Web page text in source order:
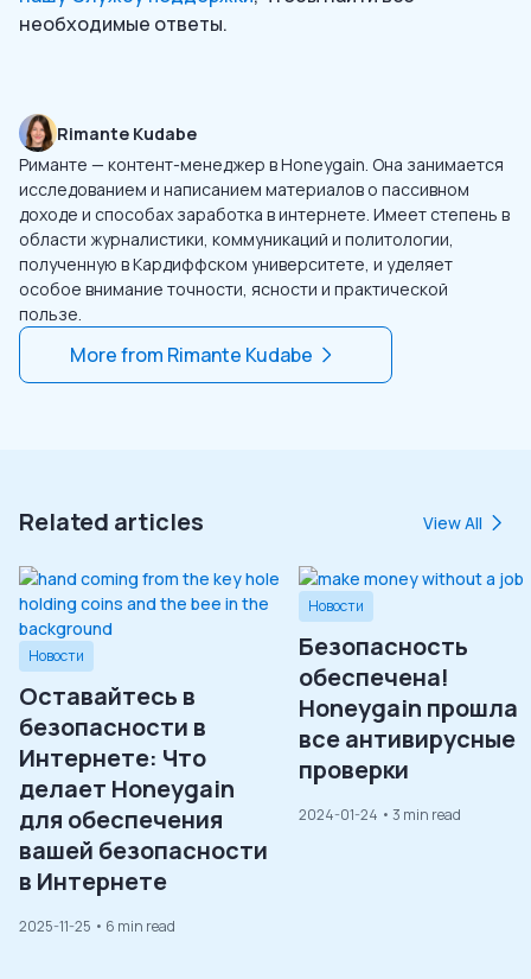
необходимые ответы.
Rimante Kudabe
Риманте — контент-менеджер в Honeygain. Она занимается
исследованием и написанием материалов о пассивном
доходе и способах заработка в интернете. Имеет степень в
области журналистики, коммуникаций и политологии,
полученную в Кардиффском университете, и уделяет
особое внимание точности, ясности и практической
пользе.
More from Rimante Kudabe
Related articles View All
Новости
Оставайтесь в
безопасности в
Интернете: Что
делает Honeygain
для обеспечения
вашей безопасности
в Интернете
2025-11-25 • 6 min read
Новости
Безопасность
обеспечена!
Honeygain прошла
все антивирусные
проверки
2024-01-24 • 3 min read